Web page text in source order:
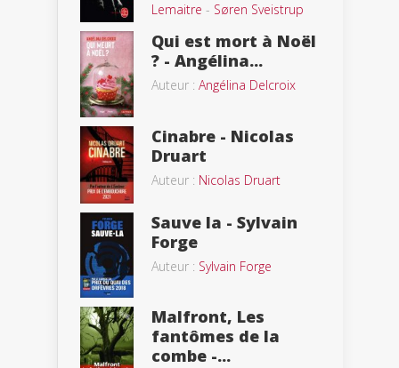
Lemaitre - Søren Sveistrup
Qui est mort à Noël
? - Angélina...
Auteur : Angélina Delcroix
Cinabre - Nicolas
Druart
Auteur : Nicolas Druart
Sauve la - Sylvain
Forge
Auteur : Sylvain Forge
Malfront, Les
fantômes de la
combe -...